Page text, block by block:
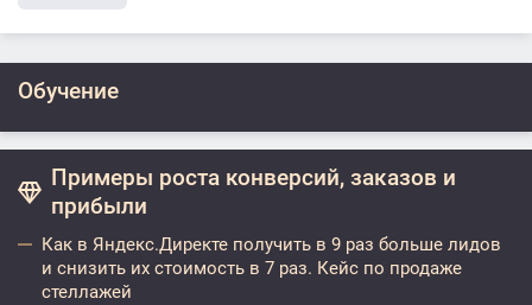
Обучение
Примеры роста конверсий, заказов и
прибыли
Как в Яндекс.Директе получить в 9 раз больше лидов
и снизить их стоимость в 7 раз. Кейс по продаже
стеллажей